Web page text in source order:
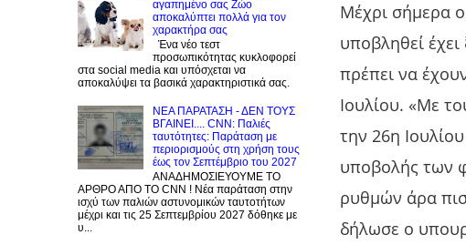
Μέχρι σήμερα
υποβληθεί
πρέπει να
Ιουλίου. «Με
την 26η
υποβολής των
ρυθμών άρα
δήλωσε ο
αγαπημένο σας Zώο
αποκαλύπτει πολλά για τον
χαρακτήρα σας
Ένα νέο τεστ
προσωπικότητας κυκλοφορεί
στα social media και υπόσχεται να
αποκαλύψει τα βασικά χαρακτηριστικά σας.
NEA ΠΑΡΑΤΑΣΗ - ΔΕΝ ΤΟΥΣ
ΒΓΑΙΝΕΙ.... CNN: Παλιές
ταυτότητες: Παράταση με
περιορισμούς στη χρήση τους
έως τον Σεπτέμβριο του 2027
ΑΝΑΔΗΜΟΣΙΕΥΟΥΜΕ ΤΟ
ΑΡΘΡΟ ΑΠΟ ΤΟ CNN ! Νέα παράταση στην
ισχύ των παλιών αστυνομικών ταυτοτήτων
μέχρι και τις 25 Σεπτεμβρίου 2027 δόθηκε με
υ...